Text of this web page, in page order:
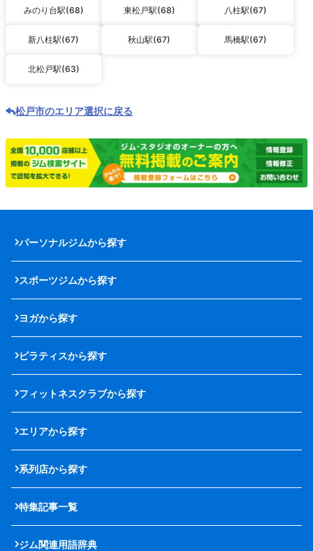
みのり台駅(68) 東松戸駅(68) 八柱駅(67)
新八柱駅(67) 秋山駅(67) 馬橋駅(67)
北松戸駅(63)
松戸市のエリア選択に戻る
パーソナルジムから探す
スポーツジムから探す
ヨガから探す
ピラティスから探す
フィットネスクラブから探す
エリアから探す
系列店から探す
特集記事一覧
ジム関連用語辞典